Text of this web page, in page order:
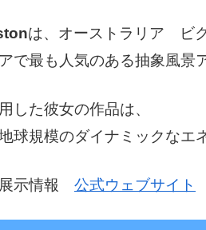
は、オーストラリア ビ
で最も人気のある抽象風景
した彼女の作品は、
球規模のダイナミックなエ
示情報 公式ウェブサイト